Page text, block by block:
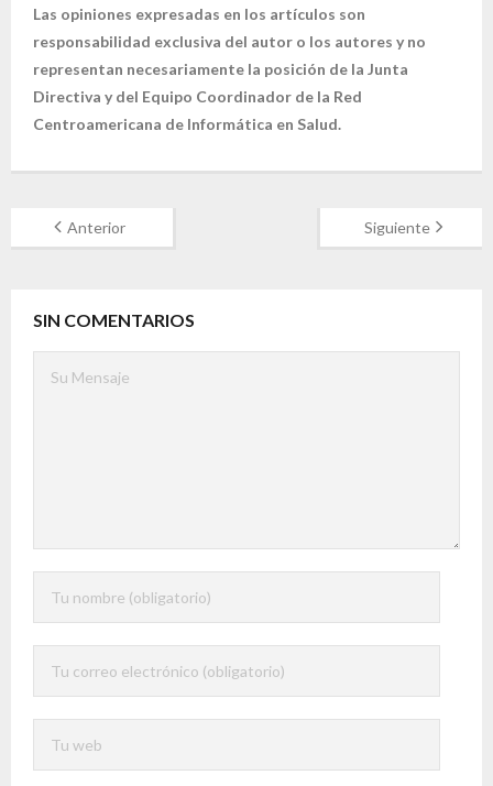
Las opiniones expresadas en los artículos son
responsabilidad exclusiva del autor o los autores y no
representan necesariamente la posición de la Junta
Directiva y del Equipo Coordinador de la Red
Centroamericana de Informática en Salud.
Anterior Siguiente
SIN COMENTARIOS